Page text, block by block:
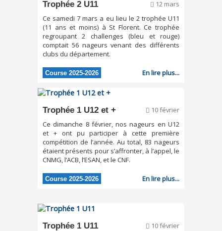
Trophée 2 U11
12 mars
Ce samedi 7 mars a eu lieu le 2 trophée U11
(11 ans et moins) à St Florent. Ce trophée
regroupant 2 challenges (bleu et rouge)
comptait 56 nageurs venant des différents
clubs du département.
Course 2025-2026 En lire plus...
Trophée 1 U12 et +
10 février
Ce dimanche 8 février, nos nageurs en U12
et + ont pu participer à cette première
compétition de l’année. Au total, 83 nageurs
étaient présents pour s’affronter, à l’appel, le
CNMG, l’ACB, l’ESAN, et le CNF.
Course 2025-2026 En lire plus...
Trophée 1 U11
10 février